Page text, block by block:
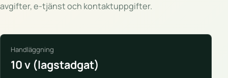
avgifter, e-tjänst och kontaktuppgifter.
Handläggning
10 v (lagstadgat)